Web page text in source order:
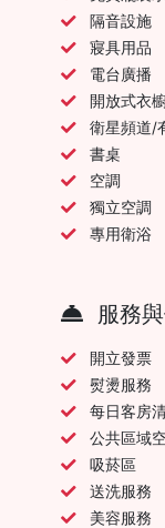
隔音設施
寢具用品
電台廣播
開放式衣
衛星頻道/
書桌
空調
獨立空調
專用衛浴
服務
開立發票
熨燙服務
每日客房
公共區域
吸菸區
送洗服務
美容服務